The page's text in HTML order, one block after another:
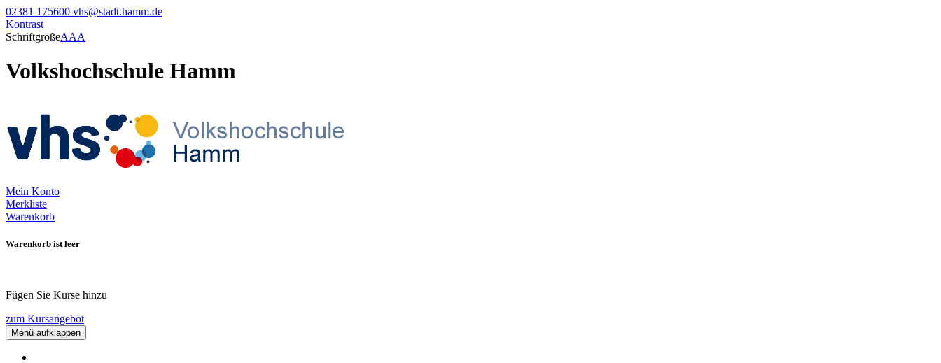
02381 175600 vhs@stadt.hamm.de
Kontrast
SchriftgrößeAAA
Volkshochschule Hamm
Mein Konto
Merkliste
Warenkorb
Warenkorb ist leer
Fügen Sie Kurse hinzu
zum Kursangebot
Menü aufklappen